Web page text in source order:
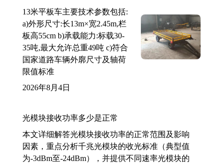
13米平板车主要技术参数包括:
a)外形尺寸:长13m×宽2.45m,栏
板高55cm b)承载能力:标载30-
35吨,最大允许总重49吨 c)符合
国家道路车辆外廓尺寸及轴荷
限值标准
2026年8月4日
光模块接收功率多少是正常
本文详细解答光模块接收功率的正常范围及影响
因素，重点分析千兆光模块的收光标准（典型值
为-3dBm至-24dBm），并提供不同速率光模块的